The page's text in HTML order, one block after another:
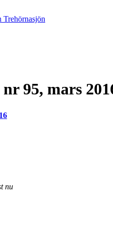
Trehörnasjön
95, mars
nu